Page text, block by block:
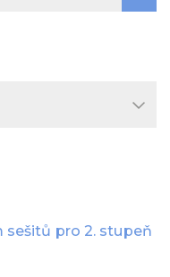
sešitů pro 2. stupeň